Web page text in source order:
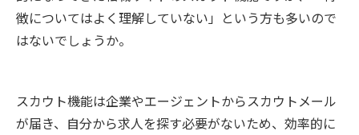
徴についてはよく理解していない」という方も多いので
はないでしょうか。
スカウト機能は企業やエージェントからスカウトメール
が届き、自分から求人を探す必要がないため、効率的に